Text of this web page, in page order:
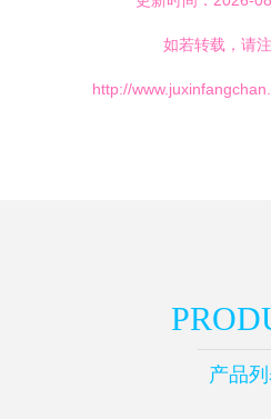
如若转载，请
http://
产品